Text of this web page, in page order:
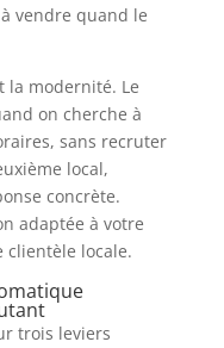
vendre quand le
la modernité. Le
on cherche à
sans recruter
local,
concrète.
adaptée à votre
clientèle locale.
trois leviers